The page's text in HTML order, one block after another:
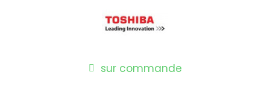
sur commande